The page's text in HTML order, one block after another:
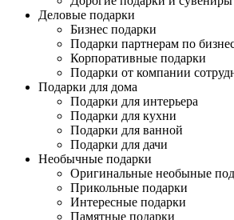
Деловые подарки
Бизнес подарки
Подарки партнерам по
Корпоративные подарки
Подарки от компании
Подарки для дома
Подарки для интерьера
Подарки для кухни
Подарки для ванной
Подарки для дачи
Необычные подарки
Оригинальные необыные
Прикольные подарки
Интересные подарки
Памятные подарки